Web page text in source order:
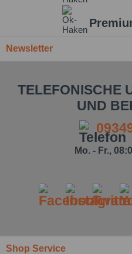
Ich habe die
Felder mit * sind
Nachricht senden
Newsletter
TELEFONISCHE
UND
Mo. - Fr.,
Shop Service